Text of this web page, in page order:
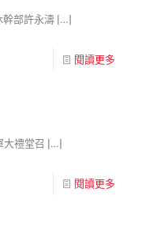
幹部許永濤 […]
閱讀更多
大禮堂召 […]
閱讀更多